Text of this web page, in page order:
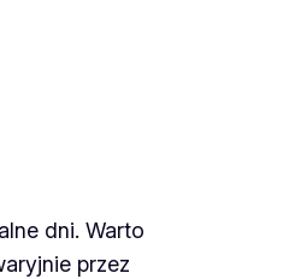
dni. Warto
przez